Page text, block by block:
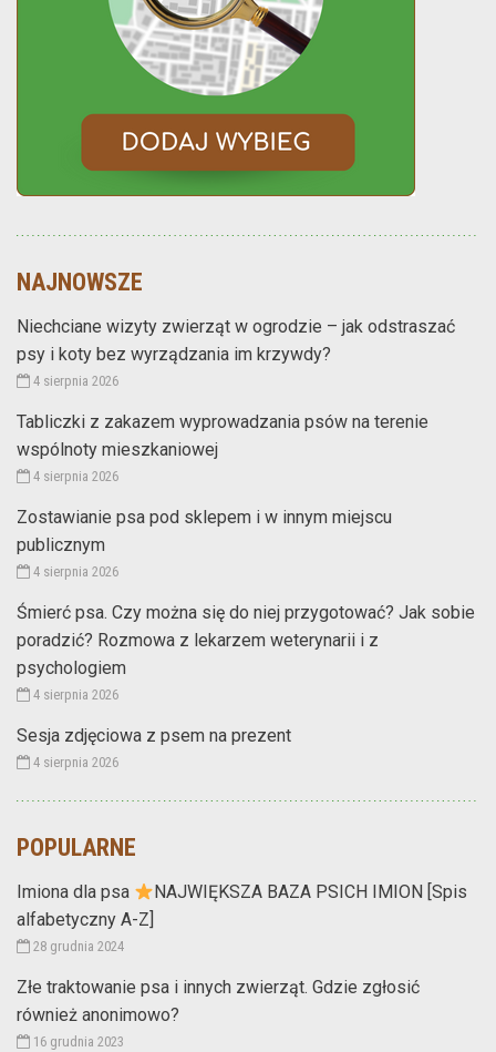
NAJNOWSZE
Niechciane wizyty zwierząt w ogrodzie – jak odstraszać
psy i koty bez wyrządzania im krzywdy?
4 sierpnia 2026
Tabliczki z zakazem wyprowadzania psów na terenie
wspólnoty mieszkaniowej
4 sierpnia 2026
Zostawianie psa pod sklepem i w innym miejscu
publicznym
4 sierpnia 2026
Śmierć psa. Czy można się do niej przygotować? Jak sobie
poradzić? Rozmowa z lekarzem weterynarii i z
psychologiem
4 sierpnia 2026
Sesja zdjęciowa z psem na prezent
4 sierpnia 2026
POPULARNE
Imiona dla psa
NAJWIĘKSZA BAZA PSICH IMION [Spis
alfabetyczny A-Z]
28 grudnia 2024
Złe traktowanie psa i innych zwierząt. Gdzie zgłosić
również anonimowo?
16 grudnia 2023